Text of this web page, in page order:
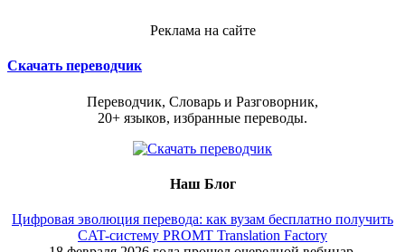
Реклама на сайте
Скачать переводчик
Переводчик, Словарь и Разговорник,
20+ языков, избранные переводы.
Наш Блог
Цифровая эволюция перевода: как вузам бесплатно получить
CAT-систему PROMT Translation Factory